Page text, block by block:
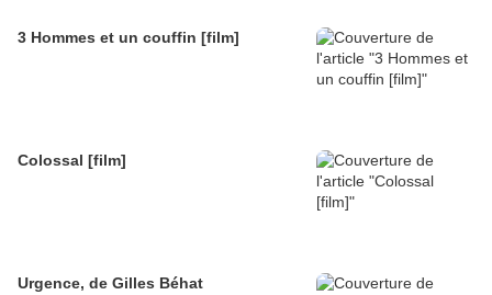
3 Hommes et un couffin [film]
Colossal [film]
Urgence, de Gilles Béhat